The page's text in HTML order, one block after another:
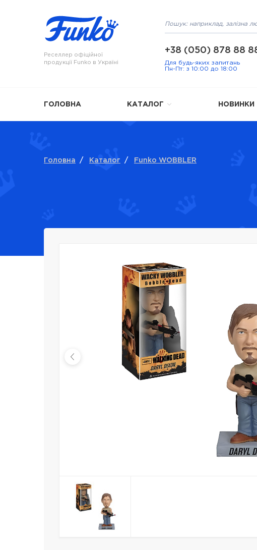
Реселлер офіційної
продукції Funko в Україні
+38 (050) 878 88
Для будь-яких запитань
Пн-Пт: з 10:00 до 18:00
ГОЛОВНА КАТАЛОГ НОВИНКИ
Головна / Каталог / Funko WOBBLER